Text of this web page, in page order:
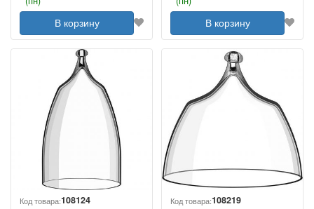
В корзину В корзину
Код товара:108124 Код товара:108219